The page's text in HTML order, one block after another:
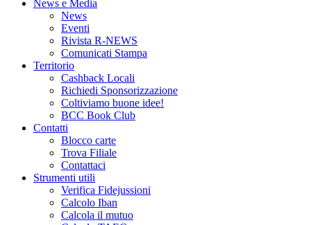
News e Media
News
Eventi
Rivista R-NEWS
Comunicati Stampa
Territorio
Cashback Locali
Richiedi Sponsorizzazione
Coltiviamo buone idee!
BCC Book Club
Contatti
Blocco carte
Trova Filiale
Contattaci
Strumenti utili
Verifica Fidejussioni
Calcolo Iban
Calcola il mutuo